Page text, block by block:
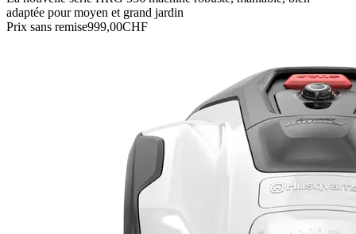
adaptée pour moyen et grand jardin
Prix sans remise999,00CHF